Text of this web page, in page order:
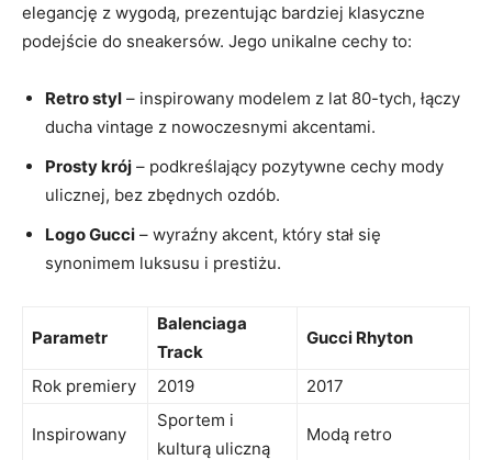
elegancję z wygodą, prezentując bardziej klasyczne
podejście do sneakersów. Jego unikalne cechy to:
Retro styl – inspirowany modelem z lat 80-tych, łączy
ducha vintage z nowoczesnymi akcentami.
Prosty krój – podkreślający pozytywne cechy mody
ulicznej, bez zbędnych ozdób.
Logo Gucci – wyraźny akcent, który stał się
synonimem luksusu i prestiżu.
Parametr
Balenciaga
Track
Gucci Rhyton
Rok premiery 2019 2017
Inspirowany
Sportem i
kulturą uliczną
Modą retro